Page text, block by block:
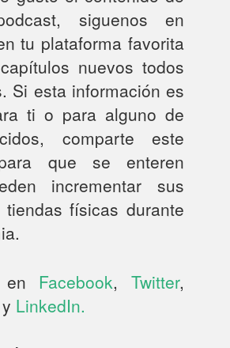
siguenos en
tu plataforma favorita
nuevos todos
Si esta información es
ti o para alguno de
comparte este
que se enteren
incrementar sus
físicas durante
en Facebook, Twitter,
y LinkedIn.